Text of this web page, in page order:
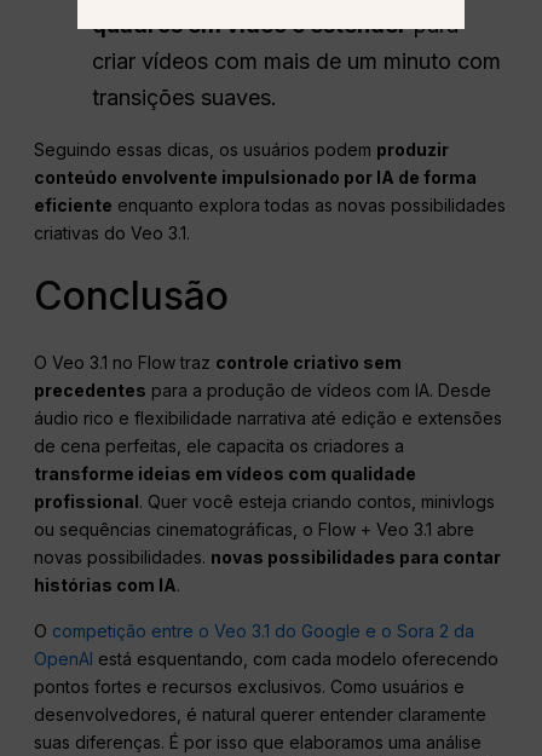
quadros em vídeo e estenderpara
criar vídeos com mais de um minuto com
transições suaves.
Seguindo essas dicas, os usuários podem produzir
conteúdo envolvente impulsionado por IA de forma
eficiente enquanto explora todas as novas possibilidades
criativas do Veo 3.1.
Conclusão
O Veo 3.1 no Flow traz controle criativo sem
precedentes para a produção de vídeos com IA. Desde
áudio rico e flexibilidade narrativa até edição e extensões
de cena perfeitas, ele capacita os criadores a
transforme ideias em vídeos com qualidade
profissional. Quer você esteja criando contos, minivlogs
ou sequências cinematográficas, o Flow + Veo 3.1 abre
novas possibilidades. novas possibilidades para contar
histórias com IA.
O competição entre o Veo 3.1 do Google e o Sora 2 da
OpenAI está esquentando, com cada modelo oferecendo
pontos fortes e recursos exclusivos. Como usuários e
desenvolvedores, é natural querer entender claramente
suas diferenças. É por isso que elaboramos uma análise